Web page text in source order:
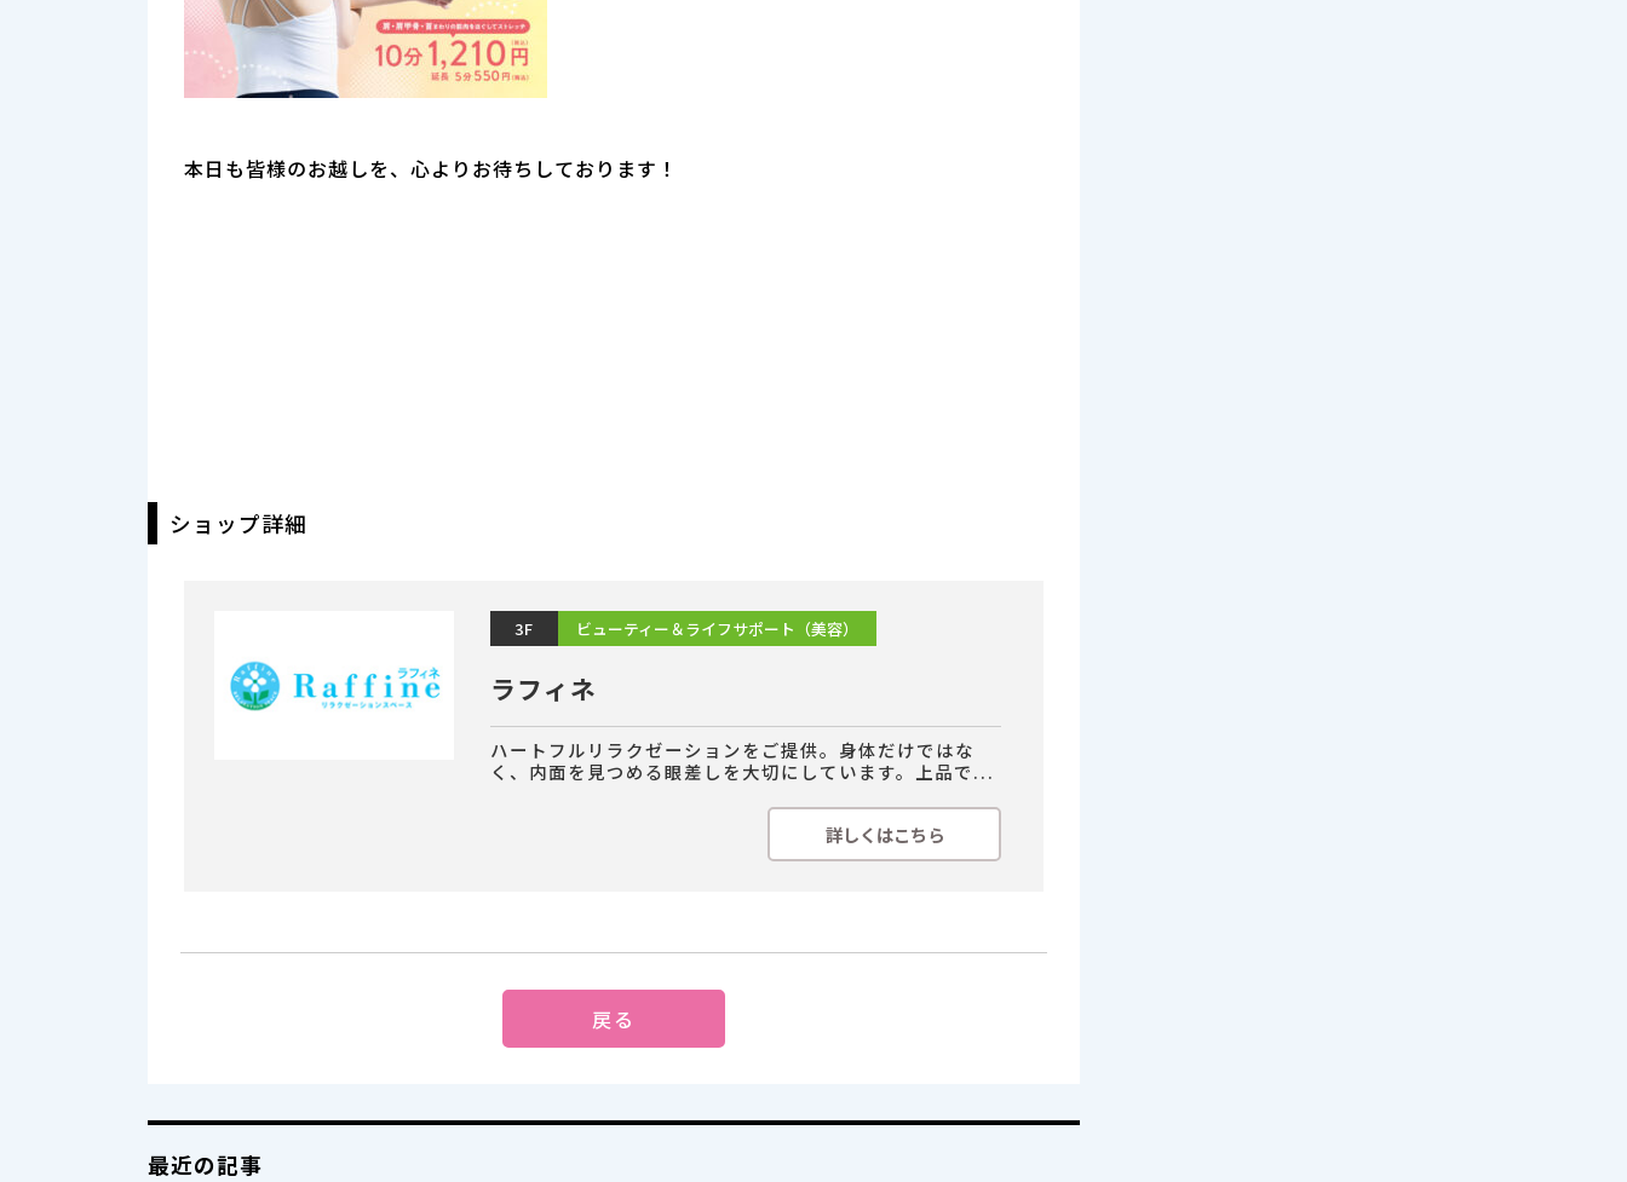
本日も皆様のお越しを、心よりお待ちしております！
ショップ詳細
3F ビューティー＆ライフサポート（美容）
ラフィネ
ハートフルリラクゼーションをご提供。身体だけではな
く、内面を見つめる眼差しを大切にしています。上品で...
詳しくはこちら
戻る
最近の記事